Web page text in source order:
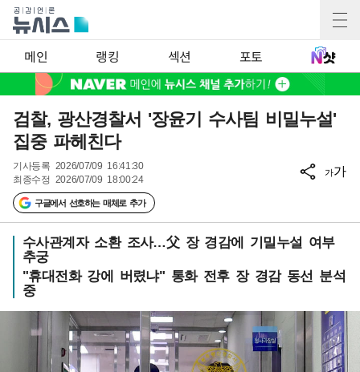
메인 랭킹 섹션 포토
검찰, 광산경찰서 '장윤기 수사팀 비밀누설'
집중 파헤친다
기사등록 2026/07/09 16:41:30
최종수정 2026/07/09 18:00:24
구글에서 선호하는 매체로 추가
가가
수사관계자 소환 조사…父 장 경감에 기밀누설 여부
추궁
"휴대전화 강에 버렸냐" 통화 전후 장 경감 동선 분석
중